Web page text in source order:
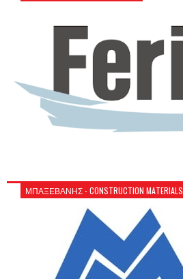
ΜΠΑΞΕΒΑΝΗΣ - CONSTRUCTION MATERIALS